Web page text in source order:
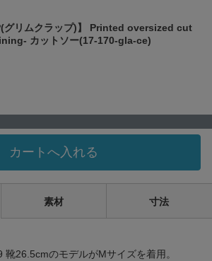
グリムクラップ)】 Printed oversized cut
カットソー(17-170-gla-ce)
カートへ入れる
素材 寸法
26.5cmのモデルがMサイズを着用。